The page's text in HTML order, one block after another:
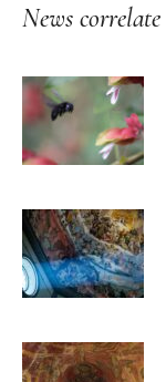
News correlate